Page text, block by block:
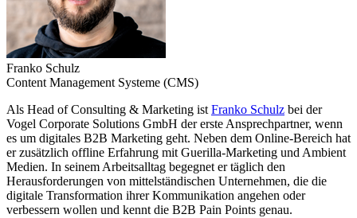
Franko Schulz
Content Management Systeme (CMS)
Als Head of Consulting & Marketing ist Franko Schulz bei der
Vogel Corporate Solutions GmbH der erste Ansprechpartner, wenn
es um digitales B2B Marketing geht. Neben dem Online-Bereich hat
er zusätzlich offline Erfahrung mit Guerilla-Marketing und Ambient
Medien. In seinem Arbeitsalltag begegnet er täglich den
Herausforderungen von mittelständischen Unternehmen, die die
digitale Transformation ihrer Kommunikation angehen oder
verbessern wollen und kennt die B2B Pain Points genau.